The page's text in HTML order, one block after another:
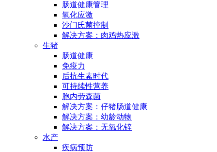
肠道健康管理
氧化应激
沙门氏菌控制
解决方案：肉鸡热应激
生猪
肠道健康
免疫力
后抗生素时代
可持续性营养
胞内劳森菌
解决方案：仔猪肠道健康
解决方案：幼龄动物
解决方案：无氧化锌
水产
疾病预防